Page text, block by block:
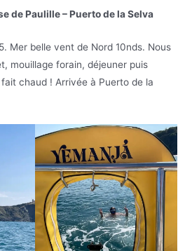
de Paulille – Puerto de la Selva
Mer belle vent de Nord 10nds. Nous
mouillage forain, déjeuner puis
chaud ! Arrivée à Puerto de la